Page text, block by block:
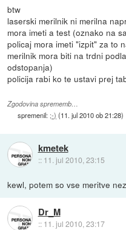
btw
laserski merilnik ni merilna
mora imeti a test (oznako na
policaj mora imeti "izpit" za to
merilnik mora biti na trdni
odstopanja)
policija rabi ko te ustavi prej
Zgodovina sprememb…
spremenil: ;-) (11. jul 2010 ob 21:28)
kmetek
:: 11. jul 2010, 23:15
kewl, potem so vse meritve
Dr_M
:: 11. jul 2010, 23:17